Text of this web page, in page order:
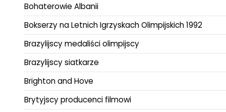
Bohaterowie Albanii
Bokserzy na Letnich Igrzyskach Olimpijskich 1992
Brazylijscy medaliści olimpijscy
Brazylijscy siatkarze
Brighton and Hove
Brytyjscy producenci filmowi